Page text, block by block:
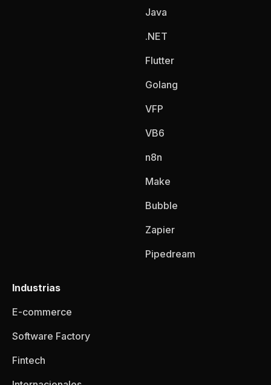
Java
.NET
Flutter
Golang
VFP
VB6
n8n
Make
Bubble
Zapier
Pipedream
Industrias
E-commerce
Software Factory
Fintech